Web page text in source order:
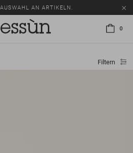
AN ARTIKELN.
0
Filtern